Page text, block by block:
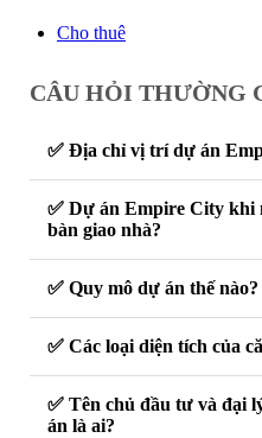
Cho thuê
CÂU HỎI THƯỜNG
✅ Địa chỉ vị trí dự án
✅ Dự án Empire City khi
bàn giao nhà?
✅ Quy mô dự án thế nào?
✅ Các loại diện tích của
✅ Tên chủ đầu tư và đại
án là ai?